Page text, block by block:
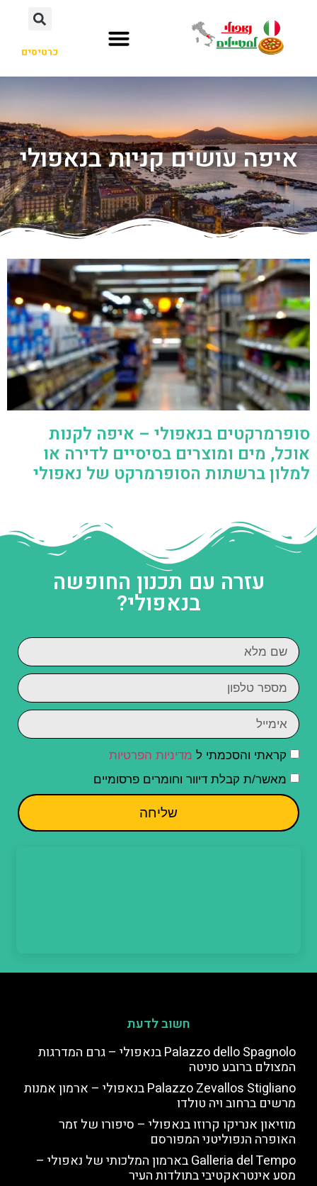
כרטיסים
איפה עושים קניות בנאפולי
סופרמרקטים בנאפולי – איפה לקנות
אוכל, מים ומוצרים בסיסיים לדירה או
למלון ברשתות הסופרמרקט של נאפולי
עזרה עם תכנון החופשה
בנאפולי?
קראתי והסכמתי ל מדיניות הפרטיות
מאשר/ת קבלת דיוור וחומרים פרסומיים
שליחה
חשוב לדעת
Palazzo dello Spagnolo בנאפולי – גרם המדרגות
המצולם ברובע סניטה
Palazzo Zevallos Stigliano בנאפולי – ארמון אמנות
מרשים ברחוב ויה טולדו
מוזיאון אנריקו קרוזו בנאפולי – סיפורו של זמר
האופרה הנפוליטני המפורסם
Galleria del Tempo בארמון המלכותי של נאפולי –
מסע אינטראקטיבי בתולדות העיר